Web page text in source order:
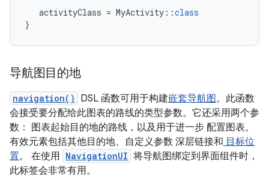
activityClass = MyActivity ::class
}
导航图目的地
navigation() DSL 函数可用于构建嵌套导航图。此函数
会接受要分配给此图表的路线的类型参数。它还采用两个参
数： 图表起始目的地的路线，以及用于进一步 配置图表。
有效元素包括其他目的地、自定义参数 深层链接和 目标位
置。 在使用 NavigationUI 将导航图绑定到界面组件时，
此标签会非常有用。